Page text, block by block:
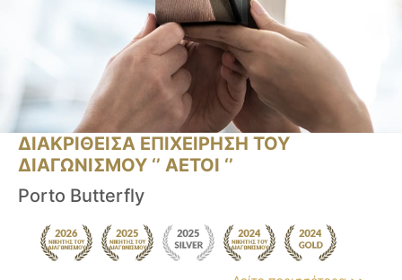
ΔΙΑΚΡΙΘΕΙΣΑ ΕΠΙΧΕΙΡΗΣΗ ΤΟΥ
ΔΙΑΓΩΝΙΣΜΟΥ ‘’ ΑΕΤΟΙ ‘’
Porto Butterfly